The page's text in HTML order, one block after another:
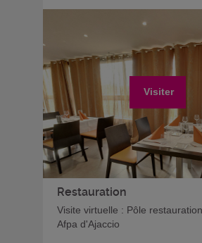
Visiter
Restauration
Visite virtuelle : Pôle
Afpa d'Ajaccio